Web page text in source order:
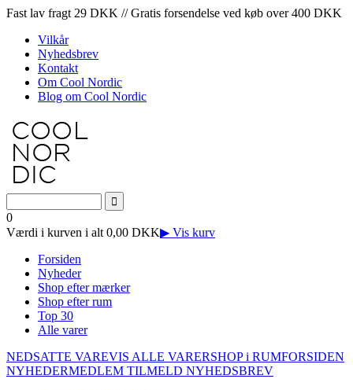
Fast lav fragt 29 DKK // Gratis forsendelse ved køb over 400 DKK
Vilkår
Nyhedsbrev
Kontakt
Om Cool Nordic
Blog om Cool Nordic
0
Værdi i kurven i alt 0,00 DKK▶ Vis kurv
Forsiden
Nyheder
Shop efter mærker
Shop efter rum
Top 30
Alle varer
NEDSATTE VAREVIS ALLE VARERSHOP i RUMFORSIDEN
NYHEDERMEDLEM TILMELD NYHEDSBREV